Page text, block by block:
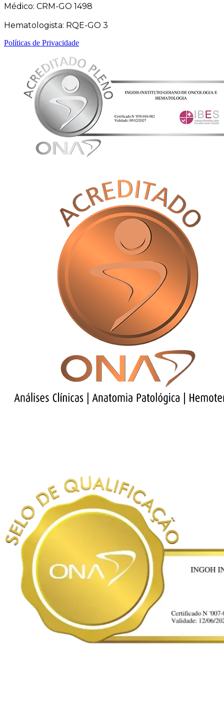
Médico: CRM-GO 1498
Hematologista: RQE-GO 3
Políticas de Privacidade